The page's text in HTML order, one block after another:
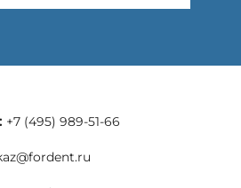
+7 (495) 989-51-66